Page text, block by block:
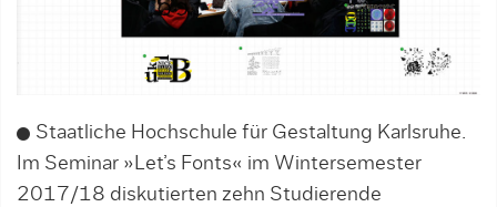
Staatliche Hochschule für Gestaltung Karlsruhe.
Im Seminar »Let’s Fonts« im Wintersemester
2017/18 diskutierten zehn Studierende